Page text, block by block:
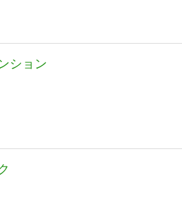
ション